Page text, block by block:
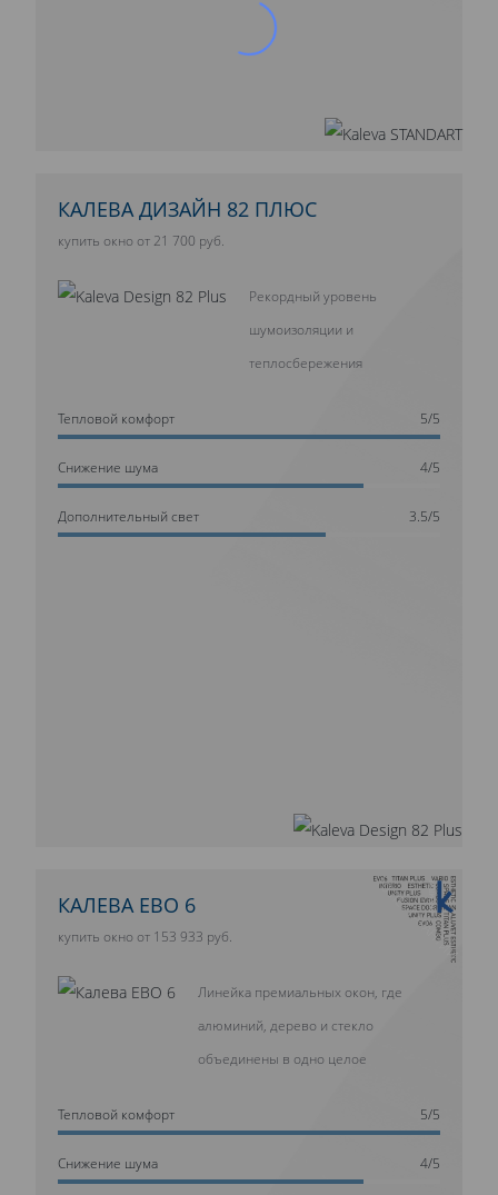
КАЛЕВА ДИЗАЙН 82 ПЛЮС
купить окно от 21 700 руб.
Рекордный уровень
шумоизоляции и
теплосбережения
Тепловой комфорт 5/5
Cнижение шума 4/5
Дополнительный свет 3.5/5
10 ЛЕТ ГАРАНТИИ
КАЛЕВА ЕВО 6
купить окно от 153 933 руб.
Линейка премиальных окон, где
алюминий, дерево и стекло
объединены в одно целое
Тепловой комфорт 5/5
Cнижение шума 4/5